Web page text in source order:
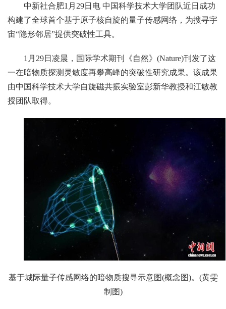
中新社合肥1月29日电 中国科学技术大学团队近日成功
构建了全球首个基于原子核自旋的量子传感网络，为搜寻宇
宙“隐形邻居”提供突破性工具。
1月29日凌晨，国际学术期刊《自然》(Nature)刊发了这
一在暗物质探测灵敏度再攀高峰的突破性研究成果。该成果
由中国科学技术大学自旋磁共振实验室彭新华教授和江敏教
授团队取得。
基于城际量子传感网络的暗物质搜寻示意图(概念图)。(黄雯
制图)